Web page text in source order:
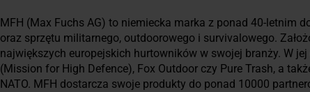
MFH (Max Fuchs AG) to niemiecka marka z ponad 40-letnim
oraz sprzętu militarnego, outdoorowego i survivalowego.
największych europejskich hurtowników w swojej branży. W
(Mission for High Defence), Fox Outdoor czy Pure Trash, a
NATO. MFH dostarcza swoje produkty do ponad 10000